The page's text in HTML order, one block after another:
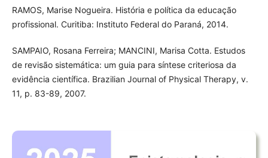
RAMOS, Marise Nogueira. História e política da educação
profissional. Curitiba: Instituto Federal do Paraná, 2014.
SAMPAIO, Rosana Ferreira; MANCINI, Marisa Cotta. Estudos
de revisão sistemática: um guia para síntese criteriosa da
evidência científica. Brazilian Journal of Physical Therapy, v.
11, p. 83-89, 2007.